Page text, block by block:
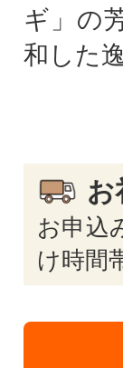
ギ」の
和した
お
お申込
け時間